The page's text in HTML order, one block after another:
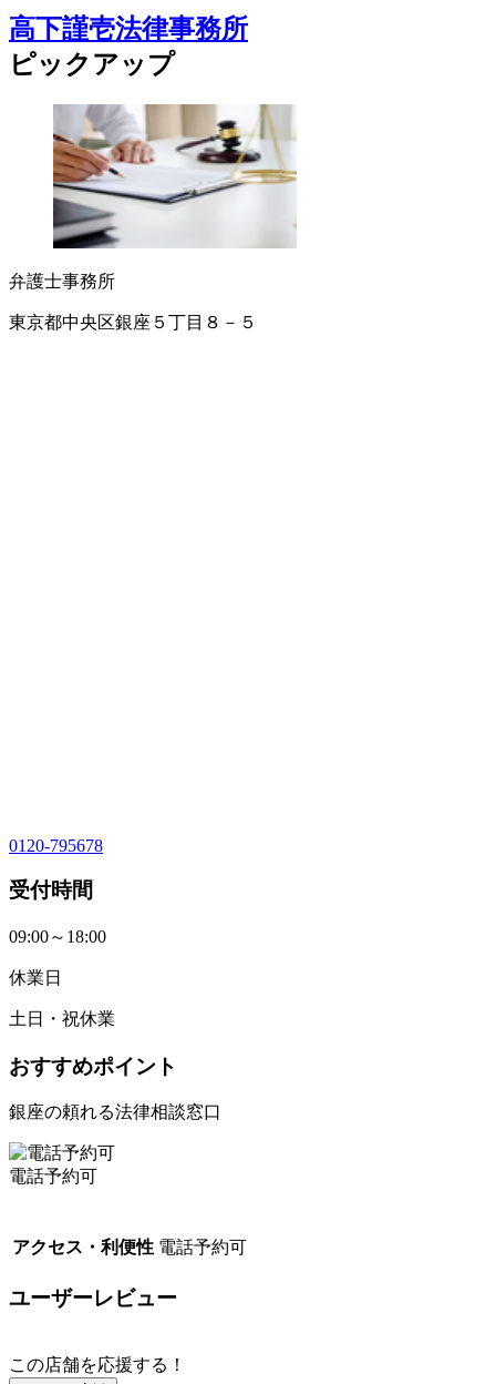
高下謹壱法律事務所
ピックアップ
弁護士事務所
東京都中央区銀座５丁目８－５
0120-795678
受付時間
09:00～18:00
休業日
土日・祝休業
おすすめポイント
銀座の頼れる法律相談窓口
電話予約可
アクセス・利便性 電話予約可
ユーザーレビュー
この店舗を応援する！